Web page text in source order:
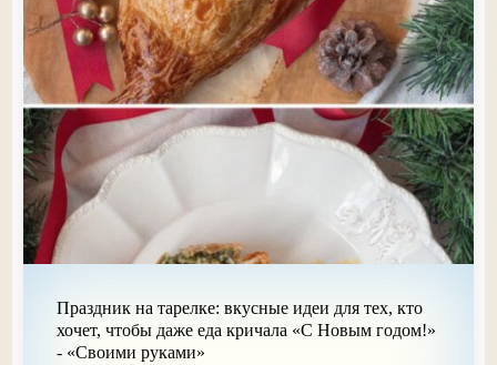
Праздник на тарелке: вкусные идеи для тех, кто
хочет, чтобы даже еда кричала «С Новым годом!»
- «Своими руками»